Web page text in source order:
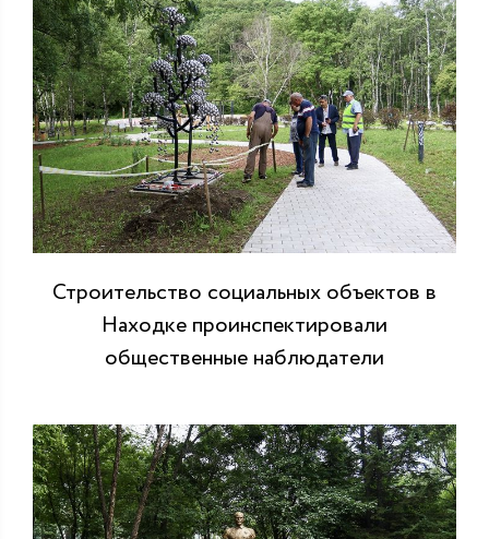
Строительство социальных объектов в
Находке проинспектировали
общественные наблюдатели